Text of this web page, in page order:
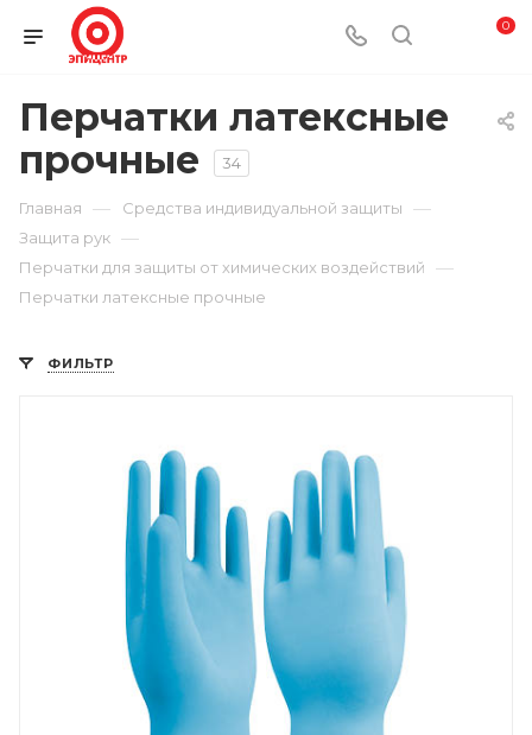
0
Перчатки латексные
прочные
34
Главная — Средства индивидуальной защиты —
Защита рук —
Перчатки для защиты от химических воздействий —
Перчатки латексные прочные
ФИЛЬТР